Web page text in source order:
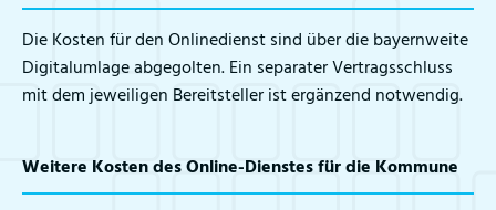
Die Kosten für den Onlinedienst sind über die bayernweite
Digitalumlage abgegolten. Ein separater Vertragsschluss
mit dem jeweiligen Bereitsteller ist ergänzend notwendig.
Weitere Kosten des Online-Dienstes für die Kommune